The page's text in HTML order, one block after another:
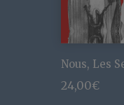
Nous, Les
24,00€